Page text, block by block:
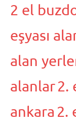
2 el
eşyası
alan
alanlar2.
ankara 2.